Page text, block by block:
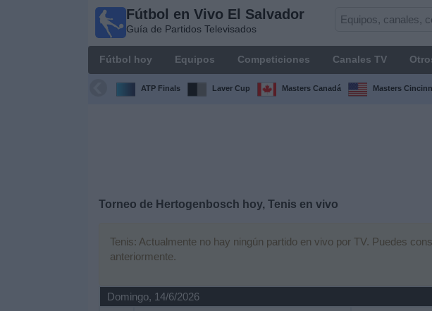
Fútbol en Vivo El Salvador
Guía de Partidos Televisados
Fútbol hoy Equipos Competiciones Canales TV
ATP Finals Laver Cup Masters Canadá Masters
Torneo de Hertogenbosch hoy, Tenis en vivo
Tenis: Actualmente no hay ningún partido en vivo por TV. Puedes
anteriormente.
Domingo, 14/6/2026